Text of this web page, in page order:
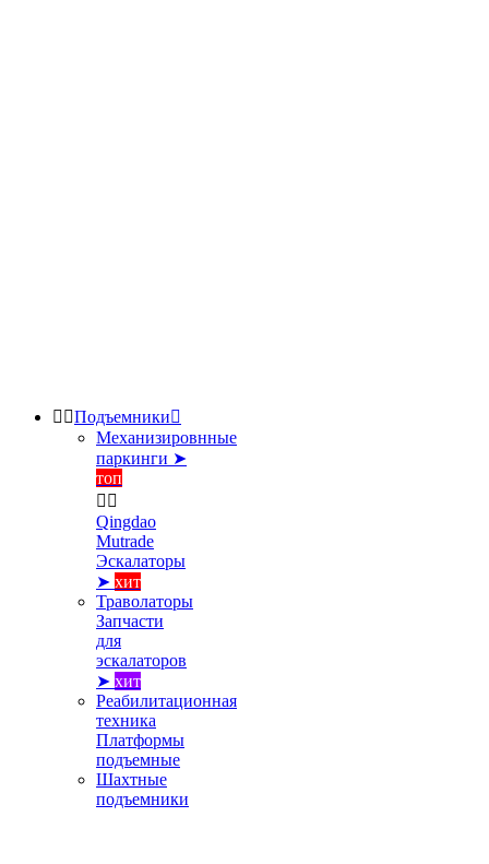
 Подъемники
Механизировнные
паркинги ➤
топ
 
Qingdao
Mutrade
Эскалаторы
➤ хит
Траволаторы
Запчасти
для
эскалаторов
➤ хит
Реабилитационная
техника
Платформы
подъемные
Шахтные
подъемники